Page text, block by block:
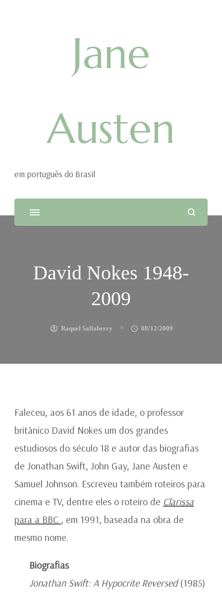
Jane
Austen
em português do Brasil
David Nokes 1948-
2009
Raquel Sallaberry 08/12/2009
Faleceu, aos 61 anos de idade, o professor
britânico David Nokes um dos grandes
estudiosos do século 18 e autor das biografias
de Jonathan Swift, John Gay, Jane Austen e
Samuel Johnson. Escreveu também roteiros para
cinema e TV, dentre eles o roteiro de Clarissa
para a BBC , em 1991, baseada na obra de
mesmo nome.
Biografias
Jonathan Swift: A Hypocrite Reversed(1985)